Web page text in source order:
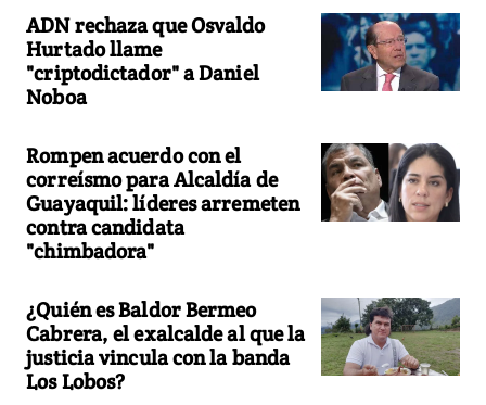
ADN rechaza que Osvaldo
Hurtado llame
"criptodictador" a Daniel
Noboa
Rompen acuerdo con el
correísmo para Alcaldía de
Guayaquil: líderes arremeten
contra candidata
"chimbadora"
¿Quién es Baldor Bermeo
Cabrera, el exalcalde al que la
justicia vincula con la banda
Los Lobos?